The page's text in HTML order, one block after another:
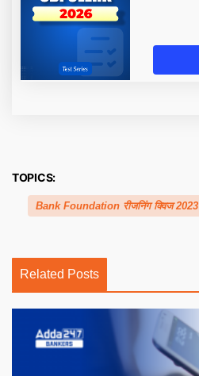
TOPICS:
Bank Foundation रीजनिंग क्विज 2023
Related Posts